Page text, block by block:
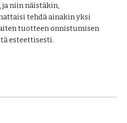
ja niin näistäkin,
tehdä ainakin yksi
tuotteen onnistumisen
esteettisesti.